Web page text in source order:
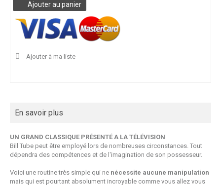
Ajouter au panier
Ajouter à ma liste
En savoir plus
UN GRAND CLASSIQUE PRÉSENTÉ A LA TÉLÉVISION
Bill Tube peut être employé lors de nombreuses circonstances. Tout
dépendra des compétences et de l'imagination de son possesseur.
Voici une routine très simple qui ne nécessite aucune manipulation
mais qui est pourtant absolument incroyable comme vous allez vous